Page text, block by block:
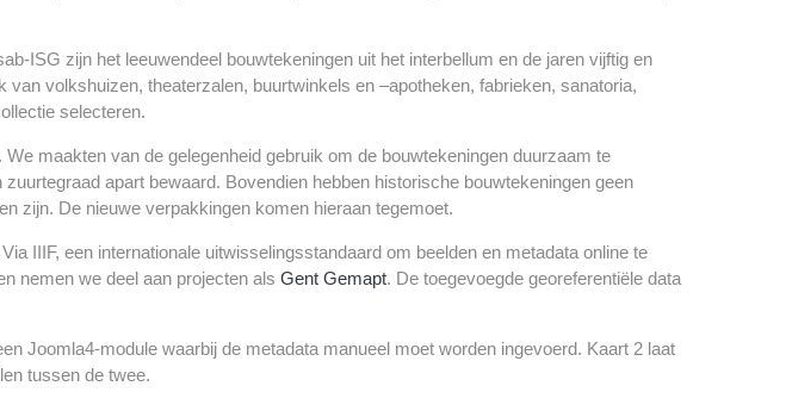
ISG zijn het leeuwendeel bouwtekeningen uit het interbellum en de jaren vijftig en
volkshuizen, theaterzalen, buurtwinkels en –apotheken, fabrieken, sanatoria,
selecteren.
maakten van de gelegenheid gebruik om de bouwtekeningen duurzaam te
apart bewaard. Bovendien hebben historische bouwtekeningen geen
zijn. De nieuwe verpakkingen komen hieraan tegemoet.
IIIF, een internationale uitwisselingsstandaard om beelden en metadata online te
nemen we deel aan projecten als Gent Gemapt. De toegevoegde georeferentiële data
Joomla4-module waarbij de metadata manueel moet worden ingevoerd. Kaart 2 laat
tussen de twee.